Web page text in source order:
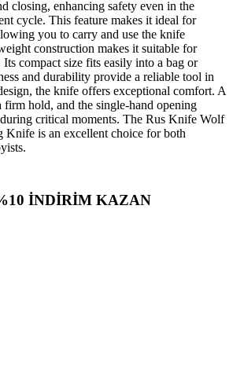
closing, enhancing safety even in the
cycle. This feature makes it ideal for
you to carry and use the knife
construction makes it suitable for
compact size fits easily into a bag or
and durability provide a reliable tool in
the knife offers exceptional comfort. A
hold, and the single‑hand opening
critical moments. The Rus Knife Wolf
Knife is an excellent choice for both
İNDİRİM KAZAN